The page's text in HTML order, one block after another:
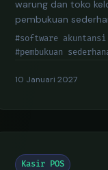
warung dan toko
pembukuan
#software akuntansi
#pembukuan
10 Januari 2027
Kasir POS